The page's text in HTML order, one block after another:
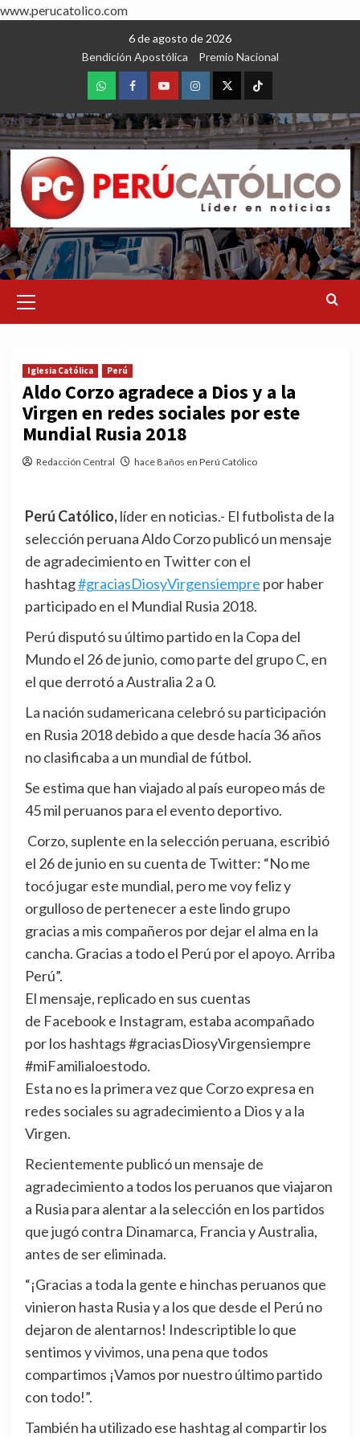
www.perucatolico.com
6 de agosto de 2026
Bendición Apostólica
Premio Nacional
WhatsAppFacebookYoutubeInstagram
X TikTok
Menu
Iglesia Católica Perú
Aldo Corzo agradece a Dios y a la
Virgen en redes sociales por este
Mundial Rusia 2018
Redacción Central hace 8 años en Perú Católico
Perú Católico,líder en noticias.- El futbolista de la
selección peruana Aldo Corzo publicó un mensaje
de agradecimiento en Twitter con el
hashtag#graciasDiosyVirgensiempre por haber
participado en el Mundial Rusia 2018.
Perú disputó su último partido en la Copa del
Mundo el 26 de junio, como parte del grupo C, en
el que derrotó a Australia 2 a 0.
La nación sudamericana celebró su participación
en Rusia 2018 debido a que desde hacía 36 años
no clasificaba a un mundial de fútbol.
Se estima que han viajado al país europeo más de
45 mil peruanos para el evento deportivo.
Corzo, suplente en la selección peruana, escribió
el 26 de junio en su cuenta de Twitter: “No me
tocó jugar este mundial, pero me voy feliz y
orgulloso de pertenecer a este lindo grupo
gracias a mis compañeros por dejar el alma en la
cancha. Gracias a todo el Perú por el apoyo. Arriba
Perú”.
El mensaje, replicado en sus cuentas
de Facebook e Instagram, estaba acompañado
por los hashtags #graciasDiosyVirgensiempre
#miFamilialoestodo.
Esta no es la primera vez que Corzo expresa en
redes sociales su agradecimiento a Dios y a la
Virgen.
Recientemente publicó un mensaje de
agradecimiento a todos los peruanos que viajaron
a Rusia para alentar a la selección en los partidos
que jugó contra Dinamarca, Francia y Australia,
antes de ser eliminada.
“¡Gracias a toda la gente e hinchas peruanos que
vinieron hasta Rusia y a los que desde el Perú no
dejaron de alentarnos! Indescriptible lo que
sentimos y vivimos, una pena que todos
compartimos ¡Vamos por nuestro último partido
con todo!”.
También ha utilizado ese hashtag al compartir los